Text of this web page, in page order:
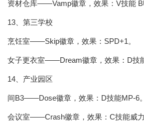
资材仓库——Vamp徽章，效果：V技能
13、第三学校
烹饪室——Skip徽章，效果：SPD+1。
女子更衣室——Dream徽章，效果：D技
14、产业园区
间B3——Dose徽章，效果：D技能MP-6。
会议室——Crash徽章，效果：C技能威力